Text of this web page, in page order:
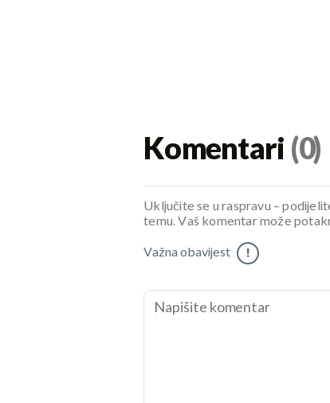
Komentari (0)
Uključite se u raspravu –
temu. Vaš komentar može
Važna obavijest !